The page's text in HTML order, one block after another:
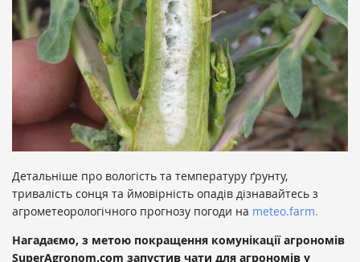
Детальніше про вологість та температуру ґрунту,
тривалість сонця та ймовірність опадів дізнавайтесь з
агрометеорологічного прогнозу погоди на meteo.farm.
Нагадаємо, з метою покращення комунікації агрономів
SuperAgronom.com запустив чати для агрономів у